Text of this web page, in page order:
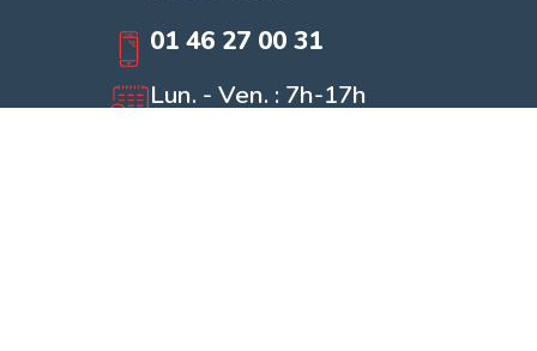
01 46 27 00 31
Lun. - Ven. : 7h-17h
Samedi : 8h - 12h